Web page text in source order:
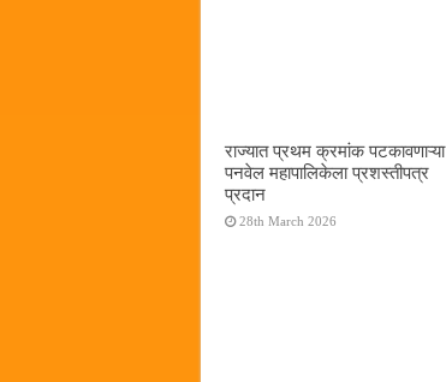
राज्यात प्रथम क्रमांक पटकावणाऱ्या
पनवेल महापालिकेला प्रशस्तीपत्र
प्रदान
28th March 2026